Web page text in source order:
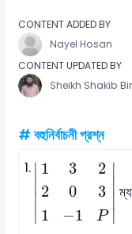
CONTENT ADDED BY
Nayel Hosan
CONTENT UPDATED BY
Sheikh Shakib
# বহুনির্বাচনী প্রশ্ন
1.
∣
∣
∣
1 3
2
2
0
3
1
−1 P
∣
∣
∣
1 3 0 -1P